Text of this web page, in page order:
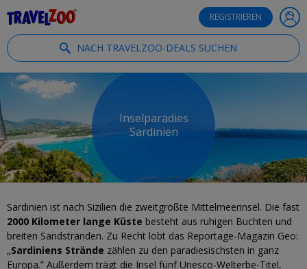
REGISTRIEREN
NACH TRAVELZOO-DEALS SUCHEN
Inselparadies
Sardinien
Sardinien ist nach Sizilien die zweitgrößte Mittelmeerinsel. Die fast
2000 Kilometer lange Küste besteht aus ruhigen Buchten und
breiten Sandstränden. Zu Recht lobt das Reportage-Magazin Geo:
„Sardiniens Strände zählen zu den paradiesischsten in ganz
Europa.” Außerdem trägt die Insel fünf Unesco-Welterbe-Titel,